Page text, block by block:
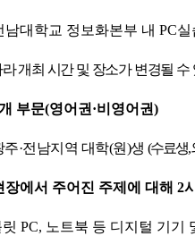
남대학교 정보화본부 내 PC실
개최 시간 및 장소가 변경될 수
부문(영어권 ·비영어권)
주·전남지역 대학(원)생(수료생,
장에서 주어진 주제에 대해 2
PC, 노트북 등 디지털 기기